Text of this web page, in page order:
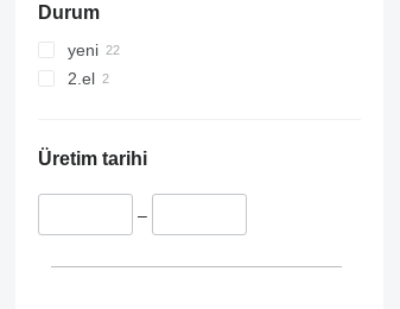
Durum
yeni
2.el
Üretim tarihi
–